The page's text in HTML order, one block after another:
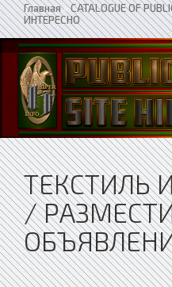
Главная»CATALOGUE OF
ИНТЕРЕСНО
ТЕКСТИЛЬ
/